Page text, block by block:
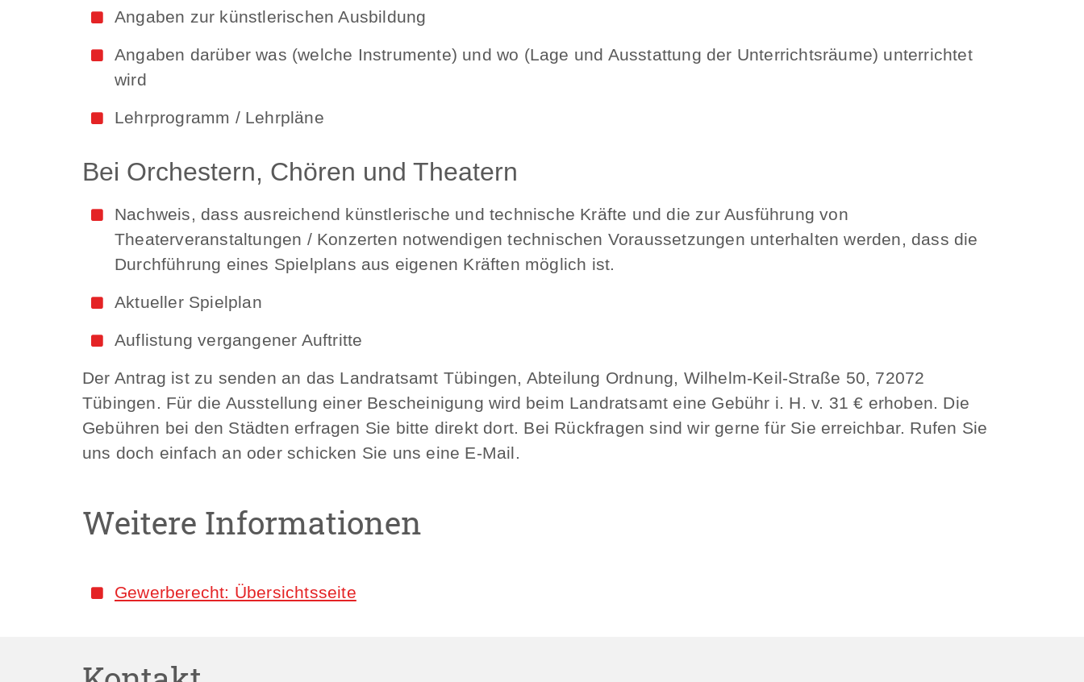
Angaben zur künstlerischen Ausbildung
Angaben darüber was (welche Instrumente) und wo (Lage und Ausstattung der Unterrichtsräume) unterrichtet
wird
Lehrprogramm / Lehrpläne
Bei Orchestern, Chören und Theatern
Nachweis, dass ausreichend künstlerische und technische Kräfte und die zur Ausführung von
Theaterveranstaltungen / Konzerten notwendigen technischen Voraussetzungen unterhalten werden, dass die
Durchführung eines Spielplans aus eigenen Kräften möglich ist.
Aktueller Spielplan
Auflistung vergangener Auftritte
Der Antrag ist zu senden an das Landratsamt Tübingen, Abteilung Ordnung, Wilhelm-Keil-Straße 50, 72072
Tübingen. Für die Ausstellung einer Bescheinigung wird beim Landratsamt eine Gebühr i. H. v. 31 € erhoben. Die
Gebühren bei den Städten erfragen Sie bitte direkt dort. Bei Rückfragen sind wir gerne für Sie erreichbar. Rufen Sie
uns doch einfach an oder schicken Sie uns eine E-Mail.
Weitere Informationen
Gewerberecht: Übersichtsseite